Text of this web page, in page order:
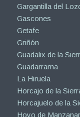
Gargantilla del
Gascones
Getafe
Griñón
Guadalix de la
Guadarrama
La Hiruela
Horcajo de la
Horcajuelo de la
Hoyo de